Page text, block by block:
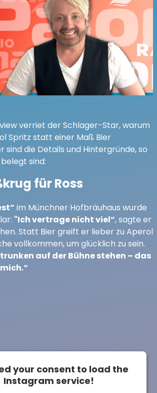
verriet der Schlager-Star, warum
Spritz statt einer Maß Bier
sind die Details und Hintergründe, so
sind:
für Ross
im Münchner Hofbräuhaus wurde
"Ich vertrage nicht viel“, sagte er
Statt Bier greift er lieber zu Aperol
vollkommen, um glücklich zu sein.
auf der Bühne stehen – das
your consent to load the
Instagram service!